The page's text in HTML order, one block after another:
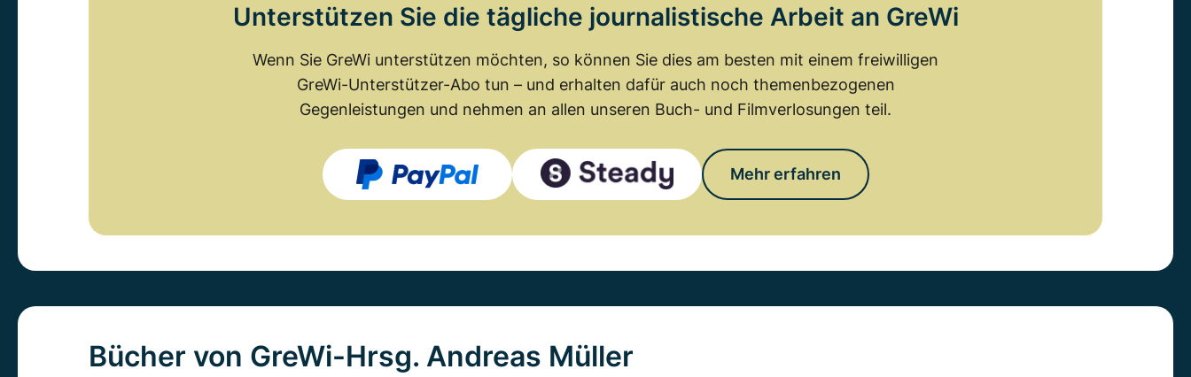
Unterstützen Sie die tägliche journalistische Arbeit an GreWi
Wenn Sie GreWi unterstützen möchten, so können Sie dies am besten mit einem freiwilligen
GreWi-Unterstützer-Abo tun – und erhalten dafür auch noch themenbezogenen
Gegenleistungen und nehmen an allen unseren Buch- und Filmverlosungen teil.
Mehr erfahren
Bücher von GreWi-Hrsg. Andreas Müller